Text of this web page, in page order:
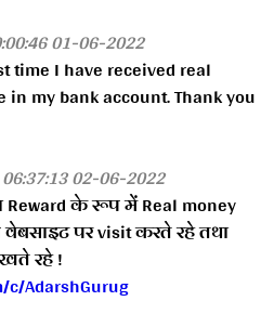
01-06-2022
time I have received real
my bank account. Thank you
06:37:13 02-06-2022
के रूप में Real money
पर visit करते रहे तथा
रहे !
AdarshGurug